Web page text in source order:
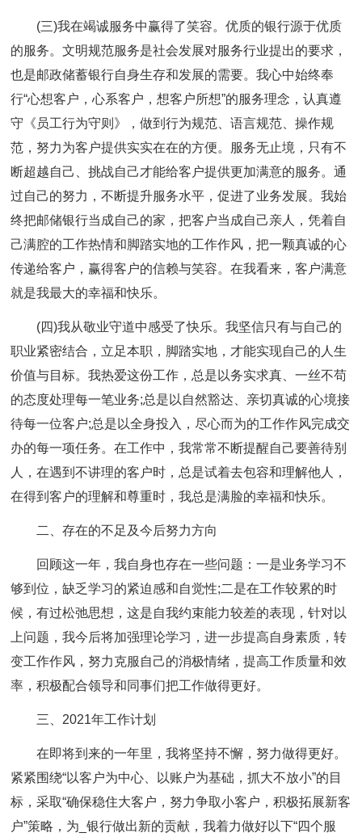
(三)我在竭诚服务中赢得了笑容。优质的银行源于优质
的服务。文明规范服务是社会发展对服务行业提出的要求，
也是邮政储蓄银行自身生存和发展的需要。我心中始终奉
行“心想客户，心系客户，想客户所想”的服务理念，认真遵
守《员工行为守则》，做到行为规范、语言规范、操作规
范，努力为客户提供实实在在的方便。服务无止境，只有不
断超越自己、挑战自己才能给客户提供更加满意的服务。通
过自己的努力，不断提升服务水平，促进了业务发展。我始
终把邮储银行当成自己的家，把客户当成自己亲人，凭着自
己满腔的工作热情和脚踏实地的工作作风，把一颗真诚的心
传递给客户，赢得客户的信赖与笑容。在我看来，客户满意
就是我最大的幸福和快乐。
(四)我从敬业守道中感受了快乐。我坚信只有与自己的
职业紧密结合，立足本职，脚踏实地，才能实现自己的人生
价值与目标。我热爱这份工作，总是以务实求真、一丝不苟
的态度处理每一笔业务;总是以自然豁达、亲切真诚的心境接
待每一位客户;总是以全身投入，尽心而为的工作作风完成交
办的每一项任务。在工作中，我常常不断提醒自己要善待别
人，在遇到不讲理的客户时，总是试着去包容和理解他人，
在得到客户的理解和尊重时，我总是满脸的幸福和快乐。
二、存在的不足及今后努力方向
回顾这一年，我自身也存在一些问题：一是业务学习不
够到位，缺乏学习的紧迫感和自觉性;二是在工作较累的时
候，有过松弛思想，这是自我约束能力较差的表现，针对以
上问题，我今后将加强理论学习，进一步提高自身素质，转
变工作作风，努力克服自己的消极情绪，提高工作质量和效
率，积极配合领导和同事们把工作做得更好。
三、2021年工作计划
在即将到来的一年里，我将坚持不懈，努力做得更好。
紧紧围绕“以客户为中心、以账户为基础，抓大不放小”的目
标，采取“确保稳住大客户，努力争取小客户，积极拓展新客
户”策略，为_银行做出新的贡献，我着力做好以下“四个服